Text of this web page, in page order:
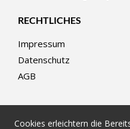
RECHTLICHES
Impressum
Datenschutz
AGB
© netzfilm.de - Marschall Medien
Cookies erleichtern die